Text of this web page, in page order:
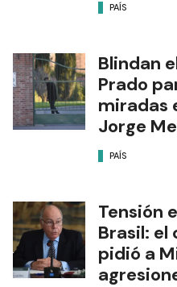
PAÍS
Blindan
Prado
miradas
Jorge
PAÍS
Tensión
Brasil: el
pidió a